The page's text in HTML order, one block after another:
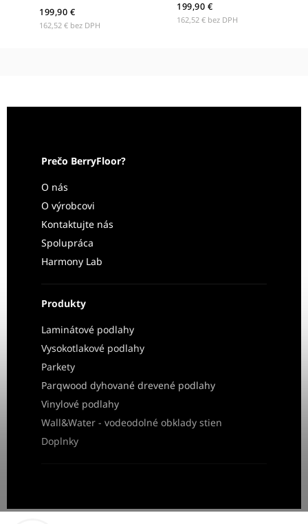
162,52 € bez DPH
199,90 €
162,52 € bez DPH
199,90 €
Prečo BerryFloor?
O nás
O výrobcovi
Kontaktujte nás
Spolupráca
Harmony Lab
Produkty
Laminátové podlahy
Vysokotlakové podlahy
Parkety
Parqwood dyhované drevené podlahy
Vinylové podlahy
Wall&Water - vodeodolné obklady stien
Doplnky